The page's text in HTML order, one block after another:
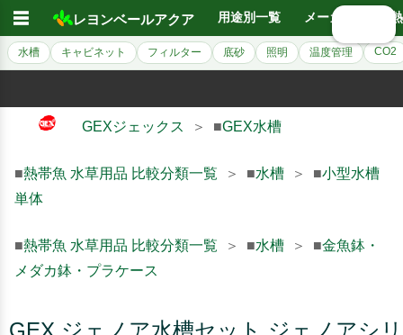
☰ レヨンベールアクア 用途別一覧 メーカー別
水槽 キャビネット フィルター 底砂 照明 温度管理 CO2
GEXジェックス ＞ ■GEX水槽
■熱帯魚 水草用品 比較分類一覧 ＞ ■水槽 ＞ ■小型水槽
単体
■熱帯魚 水草用品 比較分類一覧 ＞ ■水槽 ＞ ■金魚鉢・
メダカ鉢・プラケース
GEX ジェノア水槽セット ジェノアシリ